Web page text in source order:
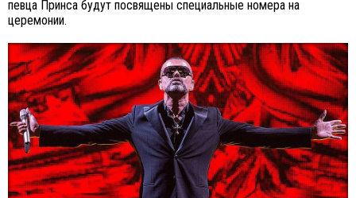
певца Принса будут посвящены специальные номера на
церемонии.